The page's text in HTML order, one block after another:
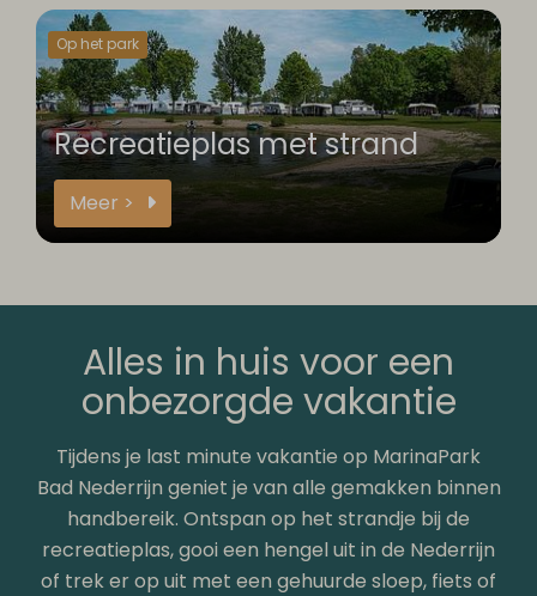
Op het park
Recreatieplas met strand
Meer >
Alles in huis voor een
onbezorgde vakantie
Tijdens je last minute vakantie op MarinaPark
Bad Nederrijn geniet je van alle gemakken binnen
handbereik. Ontspan op het strandje bij de
recreatieplas, gooi een hengel uit in de Nederrijn
of trek er op uit met een gehuurde sloep, fiets of